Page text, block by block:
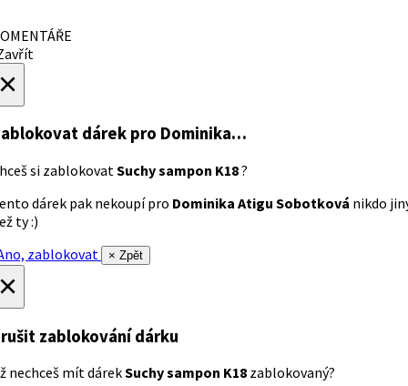
dárek pro Dominika…
si zablokovatSuchy sampon K18?
dárek pak nekoupí pro Dominika Atigu Sobotková nikdo
ty :)
zablokovat
× Zpět
zablokování dárku
nechceš mít dárekSuchy sampon K18 zablokovaný?